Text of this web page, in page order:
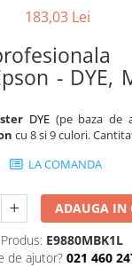
183,03 Lei
- DYE,
DYE(pe baza de
cu 8 si 9 culori.
LA COMANDA
ADAUGA IN
E9880MBK1L
de ajutor? 021 460